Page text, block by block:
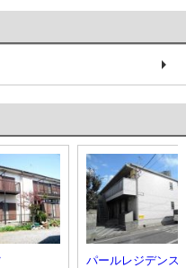
パールレジデンス